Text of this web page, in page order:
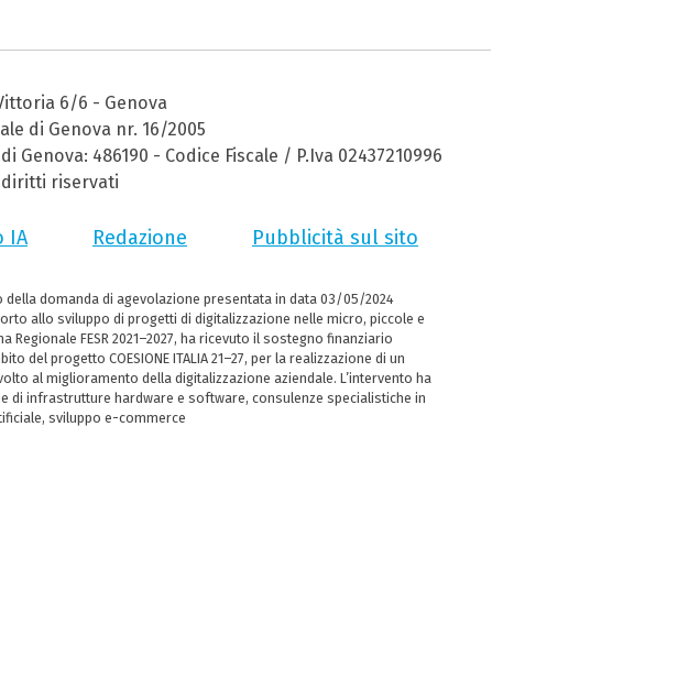
6/6 - Genova
di Genova nr. 16/2005
Genova: 486190 - Codice Fiscale / P.Iva 02437210996
diritti riservati
IA Redazione Pubblicità sul sito
della domanda di agevolazione presentata in data 03/05/2024
allo sviluppo di progetti di digitalizzazione nelle micro, piccole e
Regionale FESR 2021–2027, ha ricevuto il sostegno finanziario
del progetto COESIONE ITALIA 21–27, per la realizzazione di un
al miglioramento della digitalizzazione aziendale. L’intervento ha
di infrastrutture hardware e software, consulenze specialistiche in
sviluppo e-commerce